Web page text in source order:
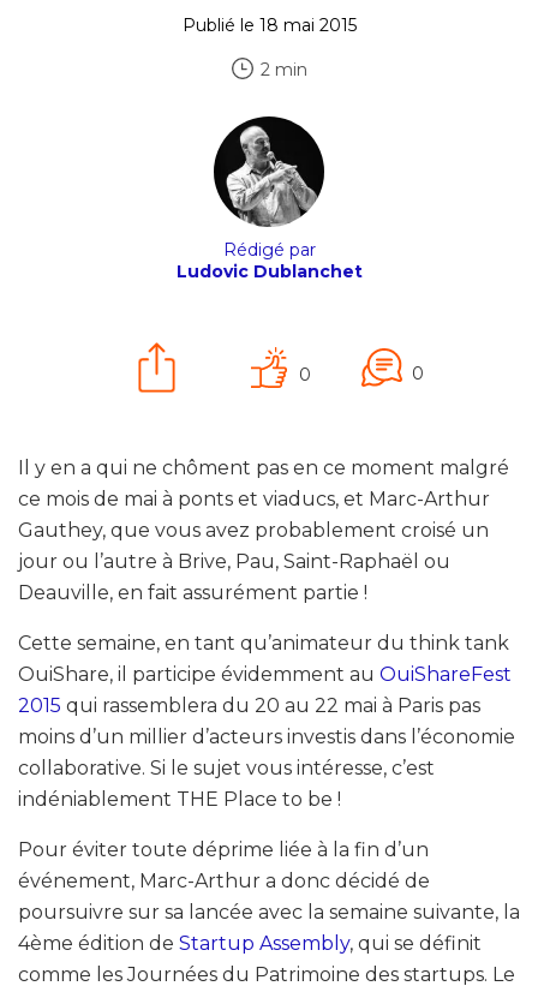
Publié le 18 mai 2015
2 min
Rédigé par
Ludovic Dublanchet
0 0
Il y en a qui ne chôment pas en ce moment malgré
ce mois de mai à ponts et viaducs, et Marc-Arthur
Gauthey, que vous avez probablement croisé un
jour ou l’autre à Brive, Pau, Saint-Raphaël ou
Deauville, en fait assurément partie !
Cette semaine, en tant qu’animateur du think tank
OuiShare, il participe évidemment au OuiShareFest
2015 qui rassemblera du 20 au 22 mai à Paris pas
moins d’un millier d’acteurs investis dans l’économie
collaborative. Si le sujet vous intéresse, c’est
indéniablement THE Place to be !
Pour éviter toute déprime liée à la fin d’un
événement, Marc-Arthur a donc décidé de
poursuivre sur sa lancée avec la semaine suivante, la
4ème édition de Startup Assembly, qui se définit
comme les Journées du Patrimoine des startups. Le